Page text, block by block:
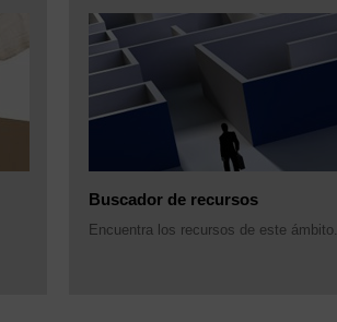
Buscador de recursos
Encuentra los recursos de este ámbito.